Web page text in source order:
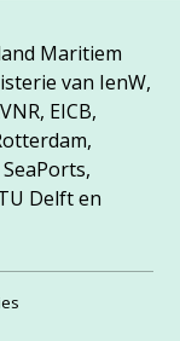
Maritiem
van IenW,
EICB,
Delft en